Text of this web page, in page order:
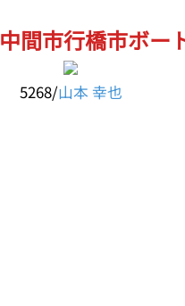
中間市行橋市ボー
5268/山本 幸也